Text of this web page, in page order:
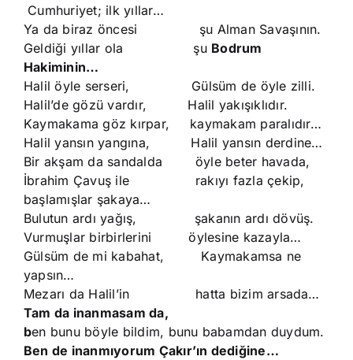
Cumhuriyet; ilk yıllar…
Ya da biraz öncesi şu Alman Savaşının.
Geldiği yıllar ola şu Bodrum
Hakiminin…
Halil öyle serseri, Gülsüm de öyle zilli.
Halil’de gözü vardır, Halil yakışıklıdır.
Kaymakama göz kırpar, kaymakam paralıdır…
Halil yansın yangına, Halil yansın derdine…
Bir akşam da sandalda öyle beter havada,
İbrahim Çavuş ile rakıyı fazla çekip,
başlamışlar şakaya…
Bulutun ardı yağış, şakanın ardı dövüş.
Vurmuşlar birbirlerini öylesine kazayla…
Gülsüm de mi kabahat, Kaymakamsa ne
yapsın…
Mezarı da Halil’in hatta bizim arsada…
Tam da inanmasam da,
ben bunu böyle bildim, bunu babamdan duydum.
Ben de inanmıyorum Çakır’ın dediğine…